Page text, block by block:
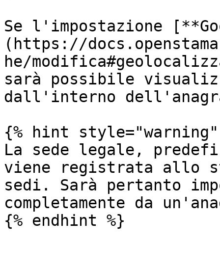
Se l'impostazione
(https://
he/
sarà possibile
dall'interno
{% hint style="warning"
La sede legale,
viene registrata allo
sedi. Sarà pertanto
completamente da
{% endhint %}